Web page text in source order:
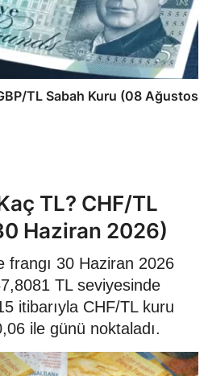
TL Sabah Kuru (08 Ağustos
TL? CHF/TL
Haziran 2026)
frangı 30 Haziran 2026
TL seviyesinde
itibarıyla CHF/TL kuru
ile günü noktaladı.